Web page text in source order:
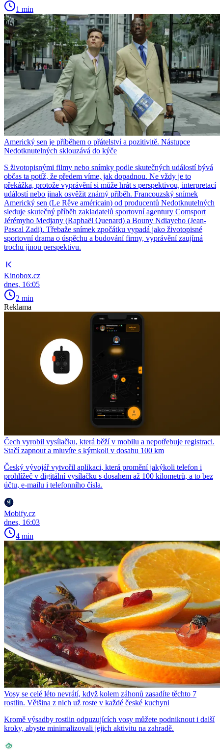
1 min
Americký sen je příběhem o přátelství a pozitivitě. Nástupce
Nedotknutelných sklouzává do kýče
S životopisnými filmy nebo snímky podle skutečných událostí bývá
občas ta potíž, že předem víme, jak dopadnou. Ne vždy je to
překážka, protože vyprávění si může hrát s perspektivou, interpretací
událostí nebo jinak osvěžit známý příběh. Francouzský snímek
Americký sen (Le Rêve américain) od producentů Nedotknutelných
sleduje skutečný příběh zakladatelů sportovní agentury Comsport
Jérémyho Medjany (Raphaël Quenard) a Bouny Ndiayeho (Jean-
Pascal Zadi). Třebaže snímek zpočátku vypadá jako životopisné
sportovní drama o úspěchu a budování firmy, vyprávění zaujímá
trochu jinou perspektivu.
Kinobox.cz
dnes, 16:05
2 min
Reklama
Čech vyrobil vysílačku, která běží v mobilu a nepotřebuje registraci.
Stačí zapnout a mluvíte s kýmkoli v dosahu 100 km
Český vývojář vytvořil aplikaci, která promění jakýkoli telefon i
prohlížeč v digitální vysílačku s dosahem až 100 kilometrů, a to bez
účtu, e-mailu i telefonního čísla.
Mobify.cz
dnes, 16:03
4 min
Vosy se celé léto nevrátí, když kolem záhonů zasadíte těchto 7
rostlin. Většina z nich už roste v každé české kuchyni
Kromě výsadby rostlin odpuzujících vosy můžete podniknout i další
kroky, abyste minimalizovali jejich aktivitu na zahradě.